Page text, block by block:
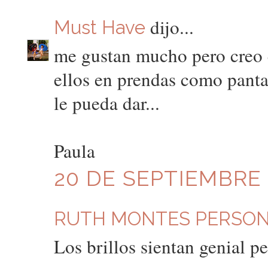
Must Have dijo...
me gustan mucho pero
ellos en prendas como
le pueda dar...
Paula
20 DE
RUTH MONTES
Los brillos sientan genial